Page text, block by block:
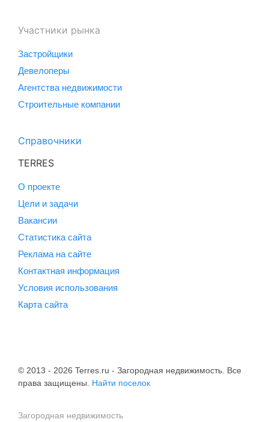
Участники рынка
Застройщики
Девелоперы
Агентства недвижимости
Строительные компании
Справочники
TERRES
О проекте
Цели и задачи
Вакансии
Статистика сайта
Реклама на сайте
Контактная информация
Условия использования
Карта сайта
© 2013 - 2026 Terres.ru - Загородная недвижимость. Все
права защищены. Найти поселок
Загородная недвижимость